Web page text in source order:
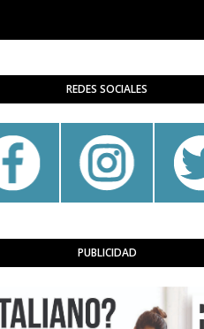
REDES SOCIALES
PUBLICIDAD